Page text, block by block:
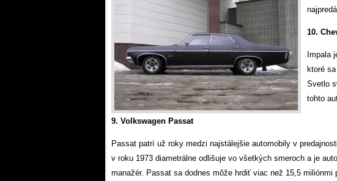
10.
Impala
ktoré
Svetlo
tohto
9. Volkswagen Passat
Passat patrí už roky medzi najstálejšie automobily v
v roku 1973 diametrálne odlišuje vo všetkých smeroch a je
manažér. Passat sa dodnes môže hrdiť viac než 15,5 miliónmi